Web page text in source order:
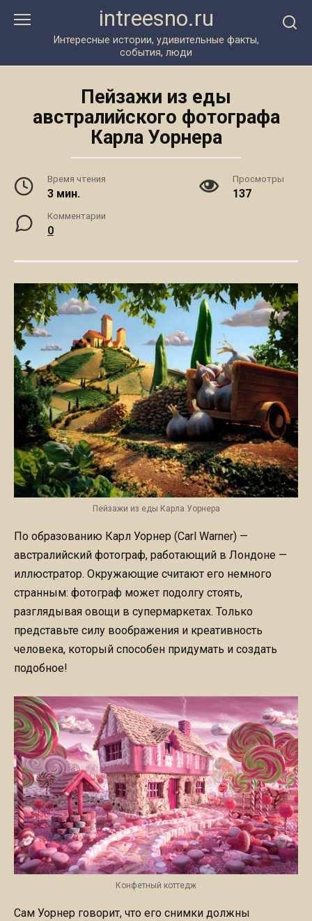
intreesno.ru
Интересные истории, удивительные факты,
события, люди
Пейзажи из еды
австралийского фотографа
Карла Уорнера
Время чтения
3 мин.
Просмотры
137
Комментарии
0
Пейзажи из еды Карла Уорнера
По образованию Карл Уорнер (Carl Warner) —
австралийский фотограф, работающий в Лондоне —
иллюстратор. Окружающие считают его немного
странным: фотограф может подолгу стоять,
разглядывая овощи в супермаркетах. Только
представьте силу воображения и креативность
человека, который способен придумать и создать
подобное!
Конфетный коттедж
Сам Уорнер говорит, что его снимки должны